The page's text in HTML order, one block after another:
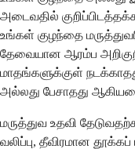
அடைவதில்
உங்கள் குழந்தை
தேவையான ஆரம்ப
மாதங்களுக்குள்
அல்லது பேசாதது
மருத்துவ உதவி
வலிப்பு, தீவிரமான